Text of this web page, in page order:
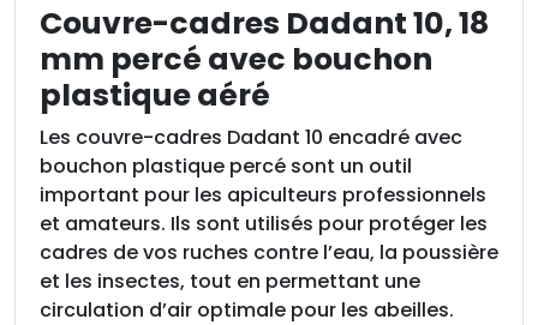
Couvre-cadres Dadant 10, 18
mm percé avec bouchon
plastique aéré
Les couvre-cadres Dadant 10 encadré avec
bouchon plastique percé sont un outil
important pour les apiculteurs professionnels
et amateurs. Ils sont utilisés pour protéger les
cadres de vos ruches contre l’eau, la poussière
et les insectes, tout en permettant une
circulation d’air optimale pour les abeilles.